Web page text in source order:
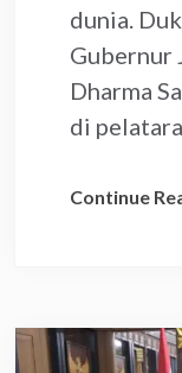
dunia.
Gubernur
Dharma
di
Continue